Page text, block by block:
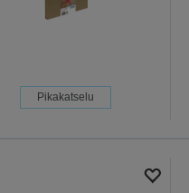
Pikakatselu